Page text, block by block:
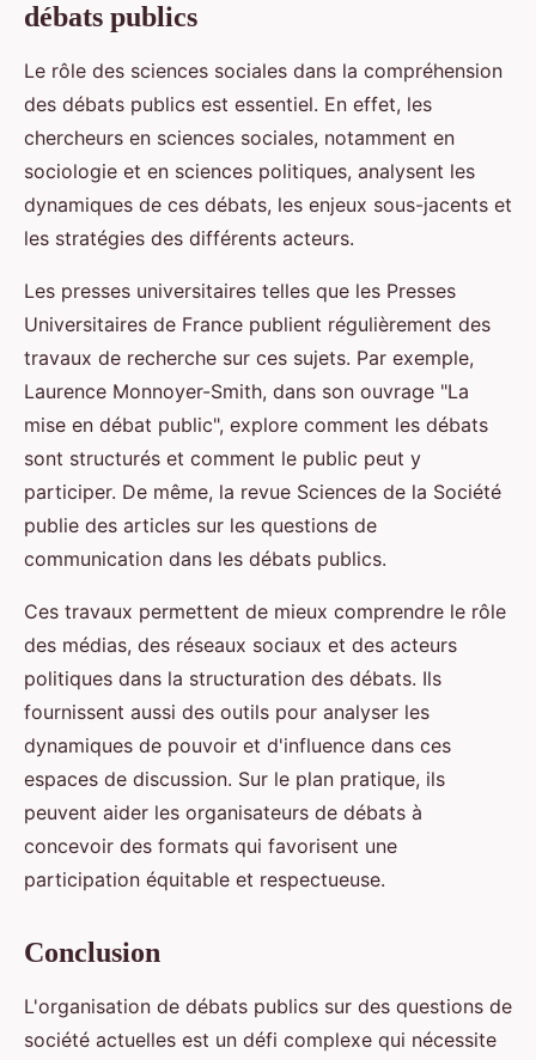
débats publics
Le rôle des sciences sociales dans la compréhension
des débats publics est essentiel. En effet, les
chercheurs en sciences sociales, notamment en
sociologie et en sciences politiques, analysent les
dynamiques de ces débats, les enjeux sous-jacents et
les stratégies des différents acteurs.
Les presses universitaires telles que les Presses
Universitaires de France publient régulièrement des
travaux de recherche sur ces sujets. Par exemple,
Laurence Monnoyer-Smith, dans son ouvrage "La
mise en débat public", explore comment les débats
sont structurés et comment le public peut y
participer. De même, la revue Sciences de la Société
publie des articles sur les questions de
communication dans les débats publics.
Ces travaux permettent de mieux comprendre le rôle
des médias, des réseaux sociaux et des acteurs
politiques dans la structuration des débats. Ils
fournissent aussi des outils pour analyser les
dynamiques de pouvoir et d'influence dans ces
espaces de discussion. Sur le plan pratique, ils
peuvent aider les organisateurs de débats à
concevoir des formats qui favorisent une
participation équitable et respectueuse.
Conclusion
L'organisation de débats publics sur des questions de
société actuelles est un défi complexe qui nécessite